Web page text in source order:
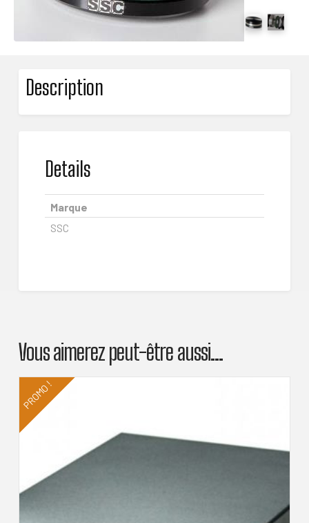
Description
Details
Marque
SSC
Vous aimerez peut-être aussi…
PROMO !